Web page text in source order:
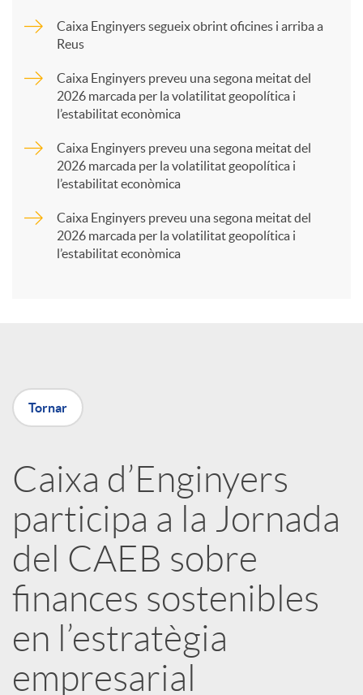
p
a
X
r
x
e
s
Caixa Enginyers segueix obrint oficines i arriba a
Reus
Caixa Enginyers preveu una segona meitat del
2026 marcada per la volatilitat geopolítica i
l’estabilitat econòmica
Caixa Enginyers preveu una segona meitat del
2026 marcada per la volatilitat geopolítica i
l’estabilitat econòmica
Caixa Enginyers preveu una segona meitat del
2026 marcada per la volatilitat geopolítica i
l’estabilitat econòmica
Tornar
Caixa d’Enginyers
participa a la Jornada
del CAEB sobre
finances sostenibles
en l’estratègia
empresarial